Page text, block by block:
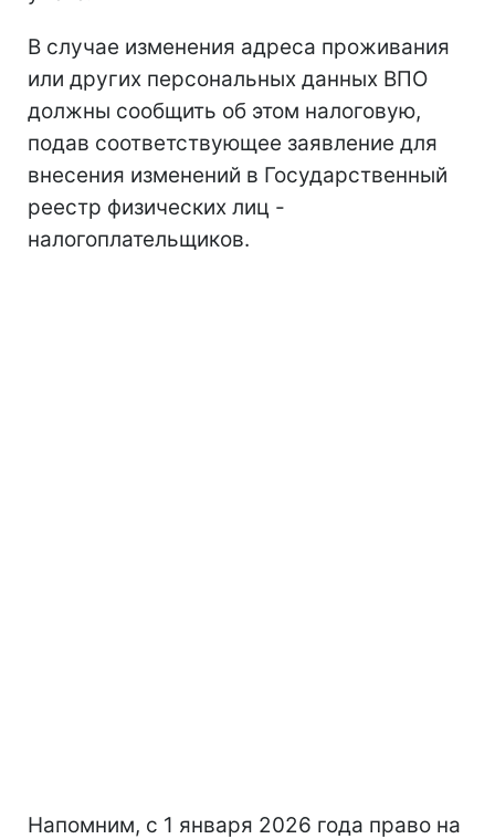
В случае изменения адреса проживания
или других персональных данных ВПО
должны сообщить об этом налоговую,
подав соответствующее заявление для
внесения изменений в Государственный
реестр физических лиц -
налогоплательщиков.
Напомним, с 1 января 2026 года право на